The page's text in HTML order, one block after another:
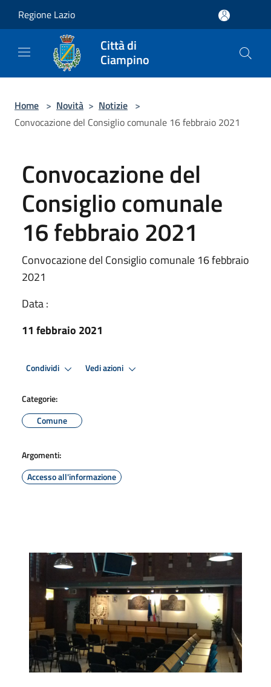
Regione Lazio
Città di
Ciampino
Home > Novità > Notizie >
Convocazione del Consiglio comunale 16 febbraio 2021
Convocazione del
Consiglio comunale
16 febbraio 2021
Convocazione del Consiglio comunale 16 febbraio
2021
Data :
11 febbraio 2021
Condividi Vedi azioni
Categorie:
Comune
Argomenti:
Accesso all'informazione